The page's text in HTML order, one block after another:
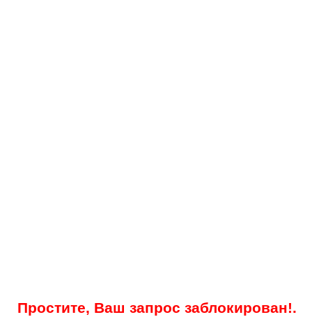
Простите, Ваш запрос заблокирован!.